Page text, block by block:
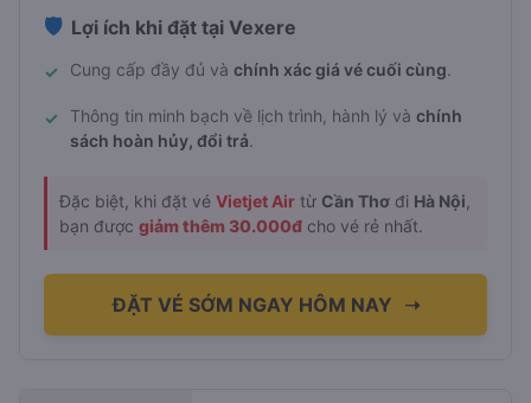
🛡️ Lợi ích khi đặt tại Vexere
✓ Cung cấp đầy đủ và chính xác giá vé cuối cùng.
✓ Thông tin minh bạch về lịch trình, hành lý và chính
sách hoàn hủy, đổi trả.
Đặc biệt, khi đặt vé Vietjet Air từ Cần Thơ đi Hà Nội
bạn được giảm thêm 30.000đ cho vé rẻ nhất.
ĐẶT VÉ SỚM NGAY HÔM NAY ➝